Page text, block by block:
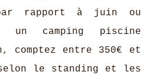
rapport à juin ou
un camping piscine
comptez entre 350€ et
selon le standing et les